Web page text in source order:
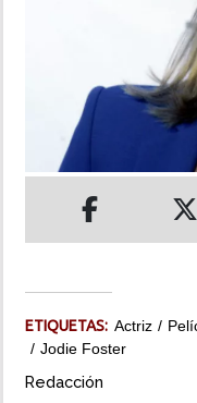
MULTIMEDIA
IMPRESO
ETIQUETAS: Actriz
Jodie Foster
Redacción